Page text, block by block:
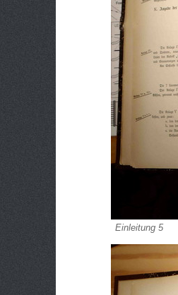
Einleitung 5